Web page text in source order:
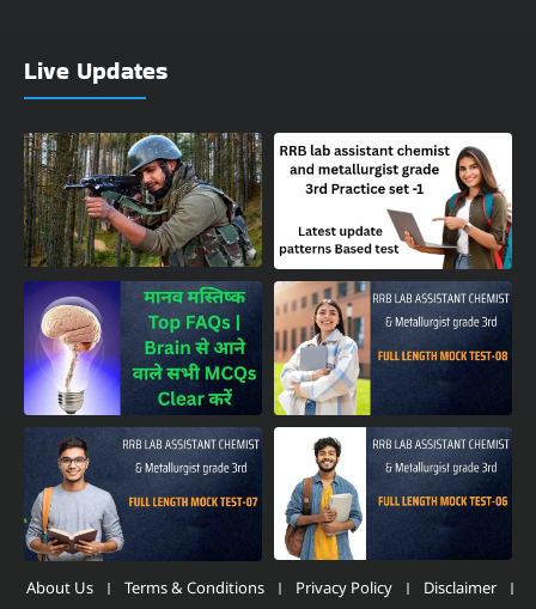
Live Updates
About Us Terms & Conditions Privacy Policy Disclaimer